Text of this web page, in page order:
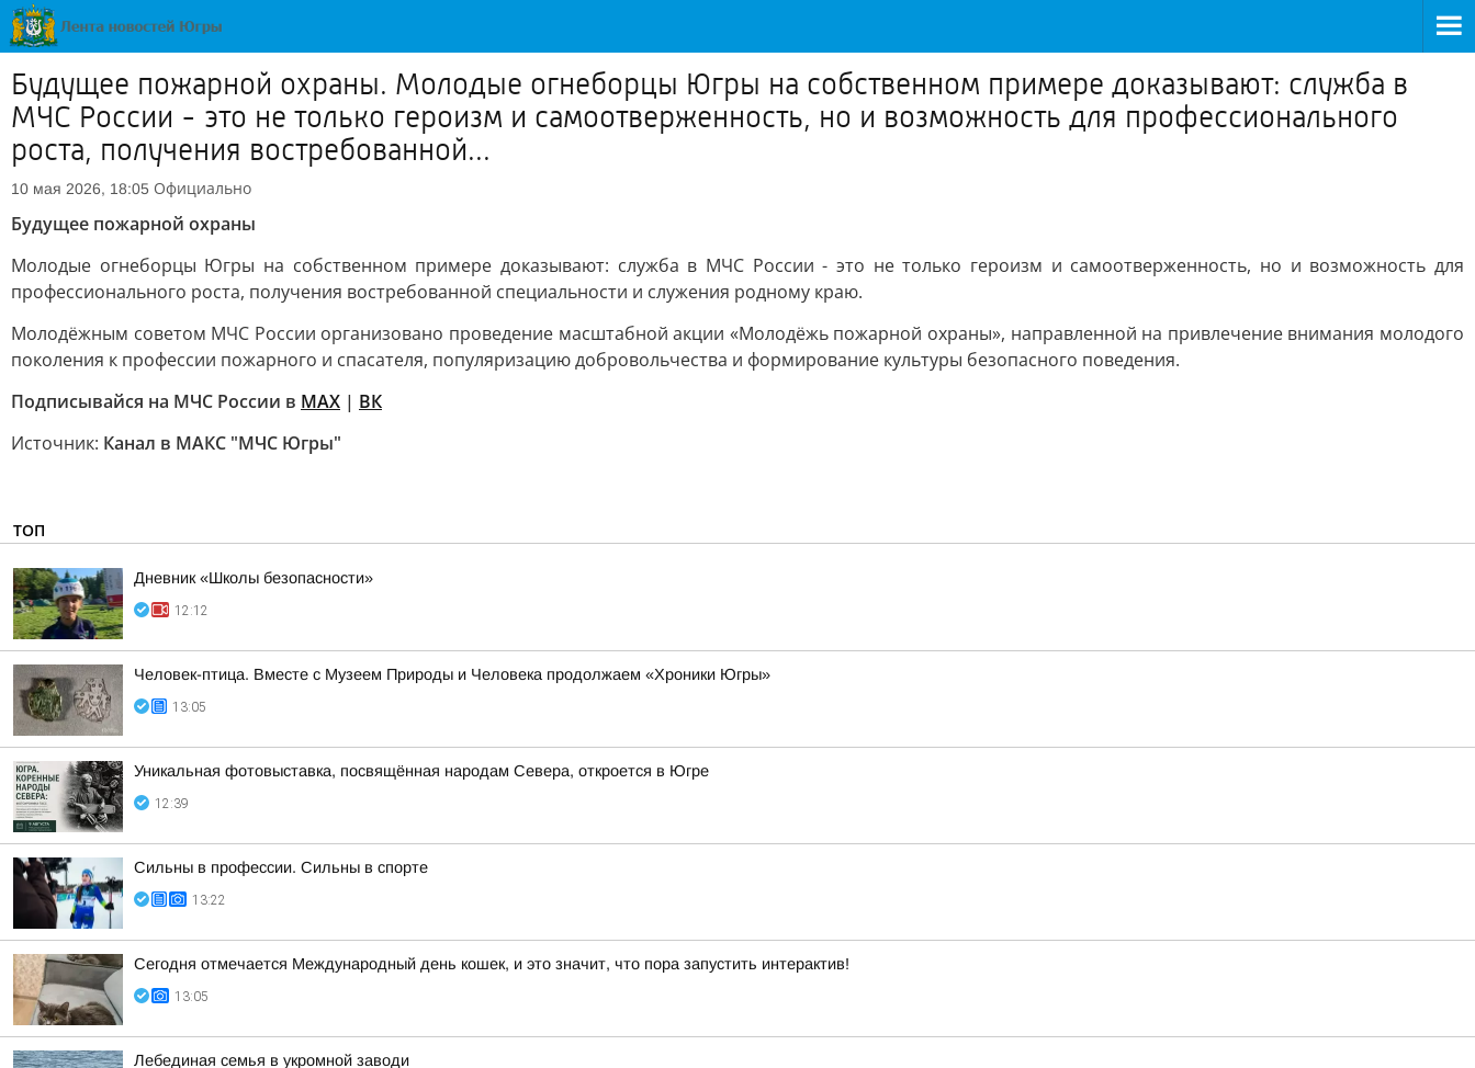
Будущее пожарной охраны. Молодые огнеборцы Югры на собственном примере доказывают: служба в
МЧС России - это не только героизм и самоотверженность, но и возможность для профессионального
роста, получения востребованной...
10 мая 2026, 18:05 Официально
Будущее пожарной охраны
Молодые огнеборцы Югры на собственном примере доказывают: служба в МЧС России - это не только героизм и самоотверженность, но и возможность для
профессионального роста, получения востребованной специальности и служения родному краю.
Молодёжным советом МЧС России организовано проведение масштабной акции «Молодёжь пожарной охраны», направленной на привлечение внимания молодого
поколения к профессии пожарного и спасателя, популяризацию добровольчества и формирование культуры безопасного поведения.
Подписывайся на МЧС России в MAX | ВК
Источник: Канал в МАКС "МЧС Югры"
ТОП
Дневник «Школы безопасности»
12:12
Человек-птица. Вместе с Музеем Природы и Человека продолжаем «Хроники Югры»
13:05
Уникальная фотовыставка, посвящённая народам Севера, откроется в Югре
12:39
Сильны в профессии. Сильны в спорте
13:22
Сегодня отмечается Международный день кошек, и это значит, что пора запустить интерактив!
13:05
Лебединая семья в укромной заводи